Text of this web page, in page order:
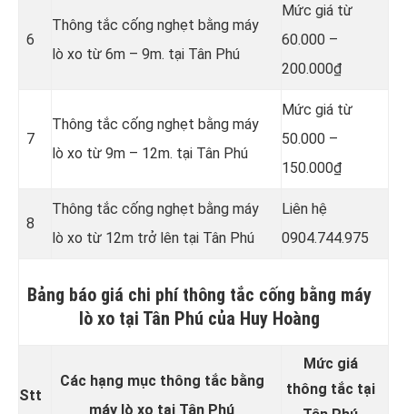
6
Thông tắc cống nghẹt bằng máy
lò xo từ 6m – 9m. tại Tân Phú
Mức giá từ
60.000 –
200.000₫
7
Thông tắc cống nghẹt bằng máy
lò xo từ 9m – 12m. tại Tân Phú
Mức giá từ
50.000 –
150.000₫
8
Thông tắc cống nghẹt bằng máy
lò xo từ 12m trở lên tại Tân Phú
Liên hệ
0904.744.975
Bảng báo giá chi phí thông tắc cống bằng máy
lò xo tại Tân Phú của Huy Hoàng
Stt
Các hạng mục thông tắc bằng
máy lò xo tại Tân Phú
Mức giá
thông tắc tại